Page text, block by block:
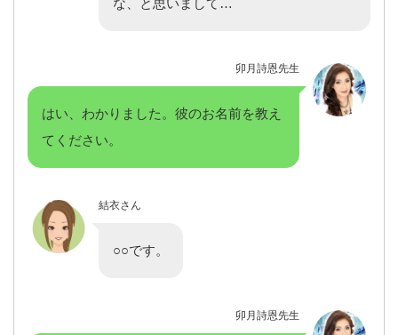
な、と思いまして…
卯月詩恩先生
はい、わかりました。彼のお名前を教え
てください。
結衣さん
○○です。
卯月詩恩先生